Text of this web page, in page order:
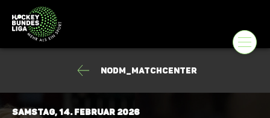
NODM_Matchcenter
Samstag, 14. Februar 2026